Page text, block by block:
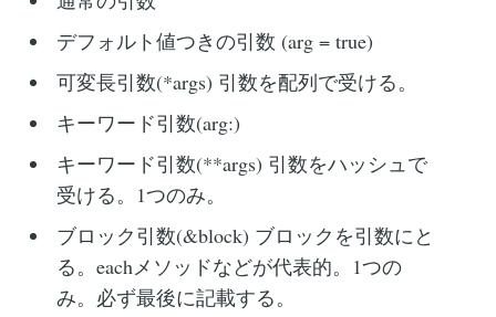
デフォルト値つきの引数 (arg = true)
可変長引数(*args) 引数を配列で受ける。
キーワード引数(arg:)
キーワード引数(**args) 引数をハッシュで
受ける。1つのみ。
ブロック引数(&block) ブロックを引数にと
る。eachメソッドなどが代表的。1つの
み。必ず最後に記載する。